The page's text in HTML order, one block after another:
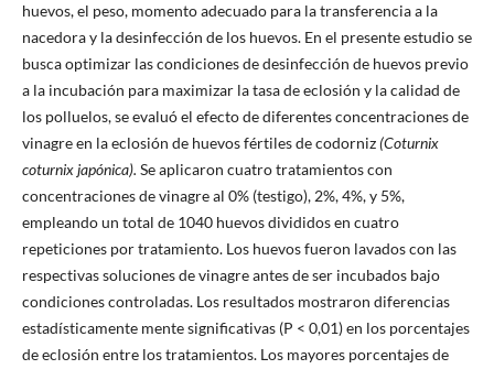
huevos, el peso, momento adecuado para la transferencia a la
nacedora y la desinfección de los huevos. En el presente estudio se
busca optimizar las condiciones de desinfección de huevos previo
a la incubación para maximizar la tasa de eclosión y la calidad de
los polluelos, se evaluó el efecto de diferentes concentraciones de
vinagre en la eclosión de huevos fértiles de codorniz(Coturnix
coturnix japónica). Se aplicaron cuatro tratamientos con
concentraciones de vinagre al 0% (testigo), 2%, 4%, y 5%,
empleando un total de 1040 huevos divididos en cuatro
repeticiones por tratamiento. Los huevos fueron lavados con las
respectivas soluciones de vinagre antes de ser incubados bajo
condiciones controladas. Los resultados mostraron diferencias
estadísticamente mente significativas (P < 0,01) en los porcentajes
de eclosión entre los tratamientos. Los mayores porcentajes de